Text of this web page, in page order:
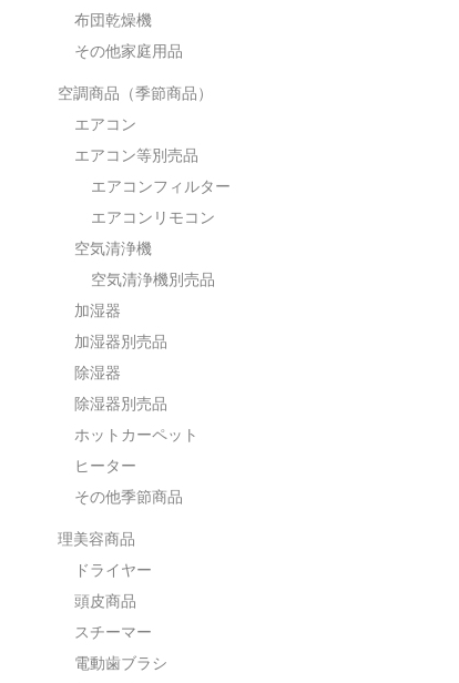
布団乾燥機
その他家庭用品
空調商品（季節商品）
エアコン
エアコン等別売品
エアコンフィルター
エアコンリモコン
空気清浄機
空気清浄機別売品
加湿器
加湿器別売品
除湿器
除湿器別売品
ホットカーペット
ヒーター
その他季節商品
理美容商品
ドライヤー
頭皮商品
スチーマー
電動歯ブラシ